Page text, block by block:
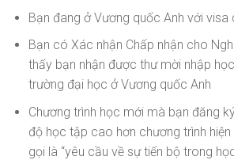
Bạn đang ở Vương quốc Anh với visa
Bạn có Xác nhận Chấp nhận cho
thấy bạn nhận được thư mời nhập
trường đại học ở Vương quốc Anh
Chương trình học mới mà bạn đăng
độ học tập cao hơn chương trình
gọi là “yêu cầu về sự tiến bộ trong